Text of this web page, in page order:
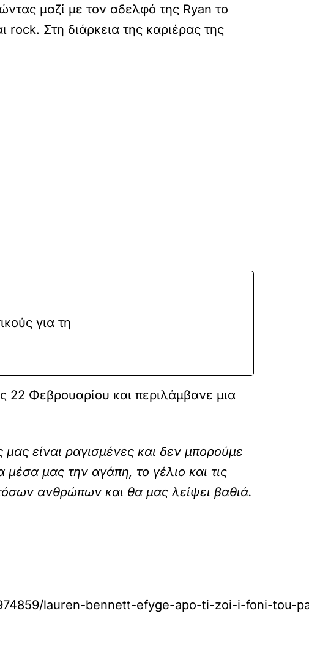
μαζί με τον αδελφό της Ryan το
Στη διάρκεια της καριέρας της
για τη
22 Φεβρουαρίου και περιλάμβανε μια
μας είναι ραγισμένες και δεν μπορούμε
μας την αγάπη, το γέλιο και τις
ανθρώπων και θα μας λείψει βαθιά.
lauren-bennett-efyge-apo-ti-zoi-i-foni-tou-